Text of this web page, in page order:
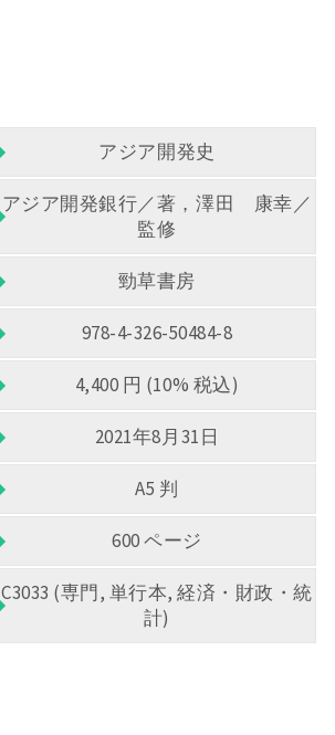
アジア開発史
アジア開発銀行／著，澤田 康幸／
監修
勁草書房
978-4-326-50484-8
4,400 円 (10% 税込)
2021年8月31日
A5 判
600 ページ
C3033 (専門, 単行本, 経済・財政・統
計)